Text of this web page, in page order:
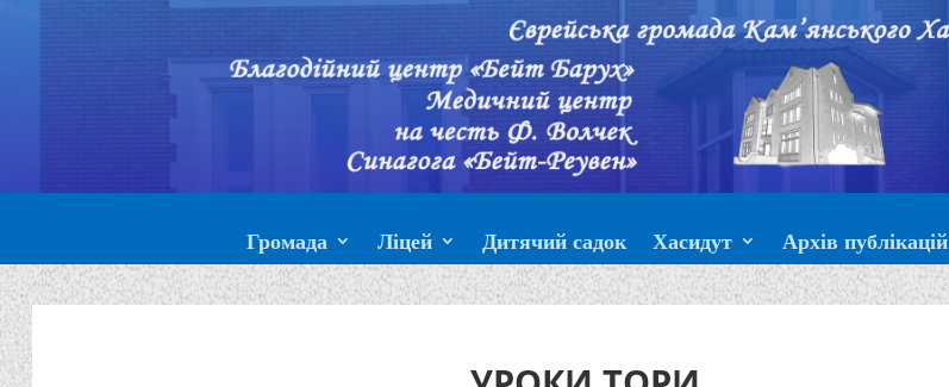
Громада Ліцей Дитячий садок Хасидут Архів публікацій